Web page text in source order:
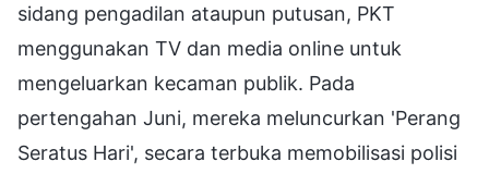
sidang pengadilan ataupun putusan, PKT
menggunakan TV dan media online untuk
mengeluarkan kecaman publik. Pada
pertengahan Juni, mereka meluncurkan 'Perang
Seratus Hari', secara terbuka memobilisasi polisi